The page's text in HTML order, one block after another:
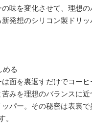
味を変化させて、理想の
発想のシリコン製ドリッ
める
面を裏返すだけでコーヒ
みを理想のバランスに近
パー。その秘密は表裏で
。